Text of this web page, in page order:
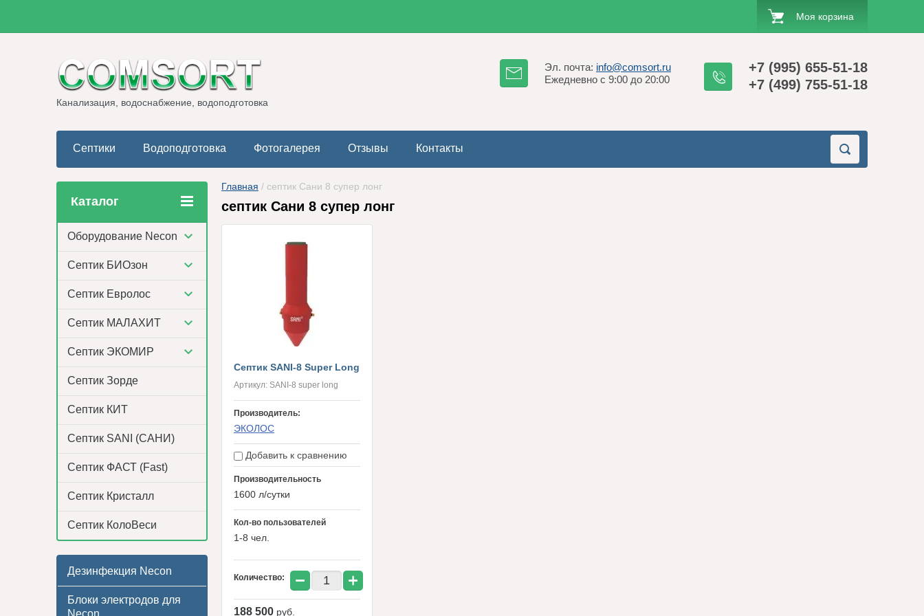
Моя корзина
Канализация, водоснабжение, водоподготовка
+7 (995) 655-51-18
+7 (499) 755-51-18
Эл. почта: info@comsort.ru
Ежедневно с 9:00 до 20:00
Септики Водоподготовка Фотогалерея Отзывы Контакты
Главная / септик Сани 8 супер лонг
септик Сани 8 супер лонг
Септик SANI-8 Super Long
Артикул: SANI-8 super long
Производитель:
ЭКОЛОС
Добавить к сравнению
Производительность
1600 л/сутки
Кол-во пользователей
1-8 чел.
Количество: − +
188 500 руб.
Каталог
Оборудование Necon
Септик БИОзон
Септик Евролос
Септик МАЛАХИТ
Септик ЭКОМИР
Септик Зорде
Септик КИТ
Септик SANI (САНИ)
Септик ФАСТ (Fast)
Септик Кристалл
Септик КолоВеси
Дезинфекция Necon
Блоки электродов для
Necon